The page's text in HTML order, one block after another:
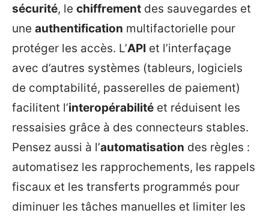
sécurité, le chiffrement des sauvegardes et
une authentification multifactorielle pour
protéger les accès. L’API et l’interfaçage
avec d’autres systèmes (tableurs, logiciels
de comptabilité, passerelles de paiement)
facilitent l’interopérabilité et réduisent les
ressaisies grâce à des connecteurs stables.
Pensez aussi à l’automatisation des règles :
automatisez les rapprochements, les rappels
fiscaux et les transferts programmés pour
diminuer les tâches manuelles et limiter les